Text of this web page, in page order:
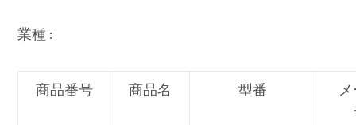
業種 :
商品番号 商品名 型番